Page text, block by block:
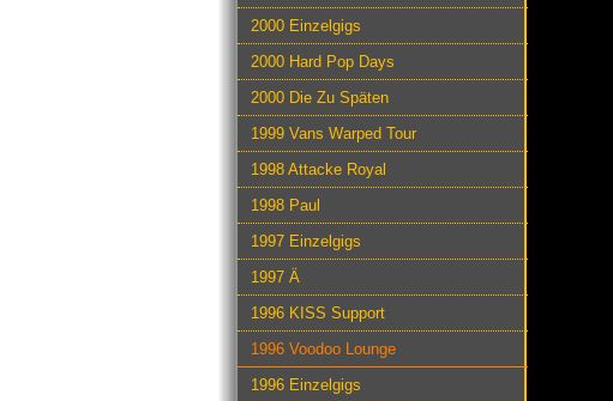
2000 Einzelgigs
2000 Hard Pop Days
2000 Die Zu Späten
1999 Vans Warped Tour
1998 Attacke Royal
1998 Paul
1997 Einzelgigs
1997 Ä
1996 KISS Support
1996 Voodoo Lounge
1996 Einzelgigs